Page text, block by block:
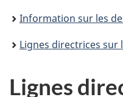
Information sur les
Lignes directrices
Lignes